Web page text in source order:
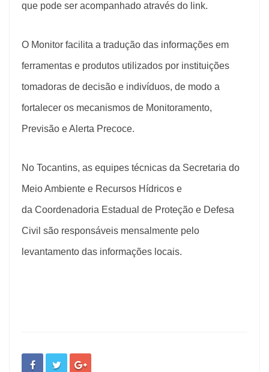
que pode ser acompanhado através do link.
O Monitor facilita a tradução das informações em
ferramentas e produtos utilizados por instituições
tomadoras de decisão e indivíduos, de modo a
fortalecer os mecanismos de Monitoramento,
Previsão e Alerta Precoce.
No Tocantins, as equipes técnicas da Secretaria do
Meio Ambiente e Recursos Hídricos e
da Coordenadoria Estadual de Proteção e Defesa
Civil são responsáveis mensalmente pelo
levantamento das informações locais.